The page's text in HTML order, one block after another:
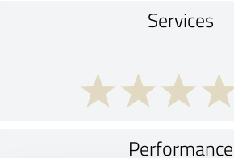
Services
Performance